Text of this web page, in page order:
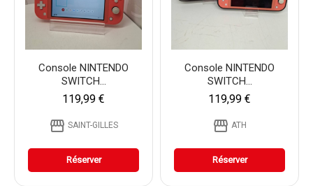
Console NINTENDO
SWITCH...
119,99 €
storefront SAINT-GILLES
Réserver
Console NINTENDO
SWITCH...
119,99 €
storefront ATH
Réserver